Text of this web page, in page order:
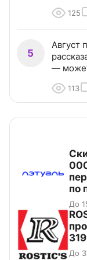
125
5
Август
—
113
по
До
До